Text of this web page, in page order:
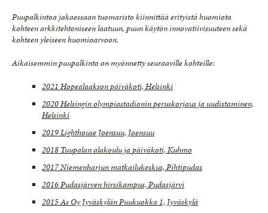
Puupalkintoa jakaessaan tuomaristo kiinnittää erityistä huomiota
kohteen arkkitehtoniseen laatuun, puun käytön innovatiivisuuteen sekä
kohteen yleiseen huomioarvoon.
Aikaisemmin puupalkinto on myönnetty seuraaville kohteille:
2021 Hopealaakson päiväkoti, Helsinki
2020 Helsingin olympiastadionin peruskorjaus ja uudistaminen,
Helsinki
2019 Lighthouse Joensuu, Joensuu
2018 Tuupalan alakoulu ja päiväkoti, Kuhmo
2017 Niemenharjun matkailukeskus, Pihtipudas
2016 Pudasjärven hirsikampus, Pudasjärvi
2015 As Oy Jyväskylän Puukuokka 1, Jyväskylä